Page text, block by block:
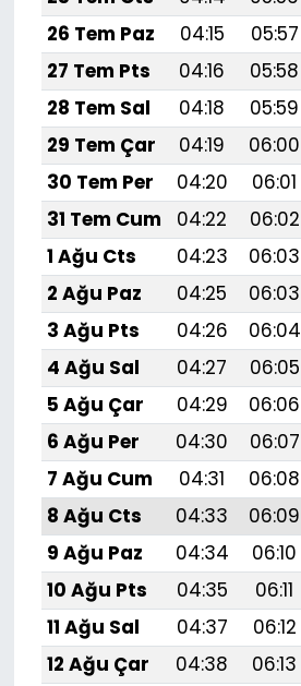
26 Tem Paz
04:15 05:57
27 Tem Pts
04:16 05:58
28 Tem Sal
04:18 05:59
29 Tem Çar
04:19 06:00
30 Tem Per
04:20 06:01
31 Tem Cum
04:22 06:02
1 Ağu Cts
04:23 06:03
2 Ağu Paz
04:25 06:03
3 Ağu Pts
04:26 06:04
4 Ağu Sal
04:27 06:05
5 Ağu Çar
04:29 06:06
6 Ağu Per
04:30 06:07
7 Ağu Cum
04:31 06:08
8 Ağu Cts
04:33 06:09
9 Ağu Paz
04:34 06:10
10 Ağu Pts
04:35 06:11
11 Ağu Sal
04:37 06:12
12 Ağu Çar
04:38 06:13